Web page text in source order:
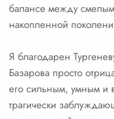
балансе между
накопленной
Я благодарен
Базарова просто
его сильным, умным и
трагически